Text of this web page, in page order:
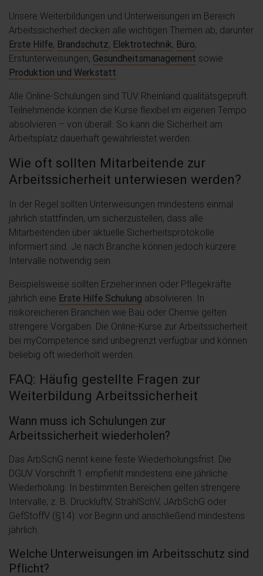
Unsere Weiterbildungen und Unterweisungen im Bereich
Arbeitssicherheit decken alle wichtigen Themen ab, darunter
Erste Hilfe, Brandschutz, Elektrotechnik, Büro,
Erstunterweisungen, Gesundheitsmanagement sowie
Produktion und Werkstatt.
Alle Online-Schulungen sind TÜV Rheinland qualitätsgeprüft.
Teilnehmende können die Kurse flexibel im eigenen Tempo
absolvieren – von überall. So kann die Sicherheit am
Arbeitsplatz dauerhaft gewährleistet werden.
Wie oft sollten Mitarbeitende zur
Arbeitssicherheit unterwiesen werden?
In der Regel sollten Unterweisungen mindestens einmal
jährlich stattfinden, um sicherzustellen, dass alle
Mitarbeitenden über aktuelle Sicherheitsprotokolle
informiert sind. Je nach Branche können jedoch kürzere
Intervalle notwendig sein.
Beispielsweise sollten Erzieher:innen oder Pflegekräfte
jährlich eine Erste Hilfe Schulung absolvieren. In
risikoreicheren Branchen wie Bau oder Chemie gelten
strengere Vorgaben. Die Online-Kurse zur Arbeitssicherheit
bei myCompetence sind unbegrenzt verfügbar und können
beliebig oft wiederholt werden.
FAQ: Häufig gestellte Fragen zur
Weiterbildung Arbeitssicherheit
Wann muss ich Schulungen zur
Arbeitssicherheit wiederholen?
Das ArbSchG nennt keine feste Wiederholungsfrist. Die
DGUV Vorschrift 1 empfiehlt mindestens eine jährliche
Wiederholung. In bestimmten Bereichen gelten strengere
Intervalle, z. B. DruckluftV, StrahlSchV, JArbSchG oder
GefStoffV (§14): vor Beginn und anschließend mindestens
jährlich.
Welche Unterweisungen im Arbeitsschutz sind
Pflicht?